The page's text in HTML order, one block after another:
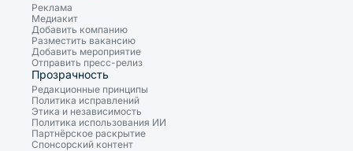
Реклама
Медиакит
Добавить компанию
Разместить вакансию
Добавить мероприятие
Отправить пресс-релиз
Прозрачность
Редакционные принципы
Политика исправлений
Этика и независимость
Политика использования ИИ
Партнёрское раскрытие
Спонсорский контент